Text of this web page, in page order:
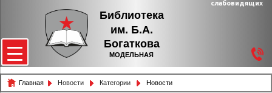
Библиотека
им. Б.А.
Богаткова
МОДЕЛЬНАЯ
слабовидящих
Главная Новости Категории Новости